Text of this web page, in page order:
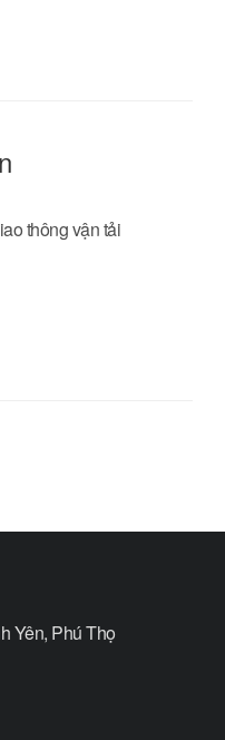
thông vận tải
Yên, Phú Thọ